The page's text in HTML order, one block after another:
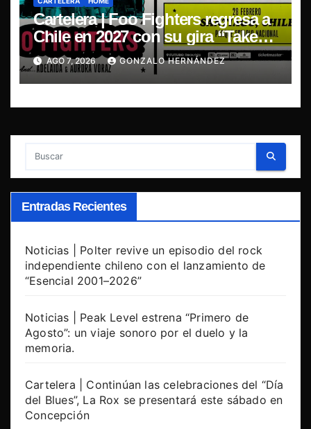
Cartelera | Foo Fighters regresa a
Chile en 2027 con su gira “Take
Cover Tour 2027”
AGO 7, 2026 GONZALO HERNÁNDEZ
Entradas Recientes
Noticias | Polter revive un episodio del rock
independiente chileno con el lanzamiento de
“Esencial 2001–2026”
Noticias | Peak Level estrena “Primero de
Agosto”: un viaje sonoro por el duelo y la
memoria.
Cartelera | Continúan las celebraciones del “Día
del Blues”, La Rox se presentará este sábado en
Concepción